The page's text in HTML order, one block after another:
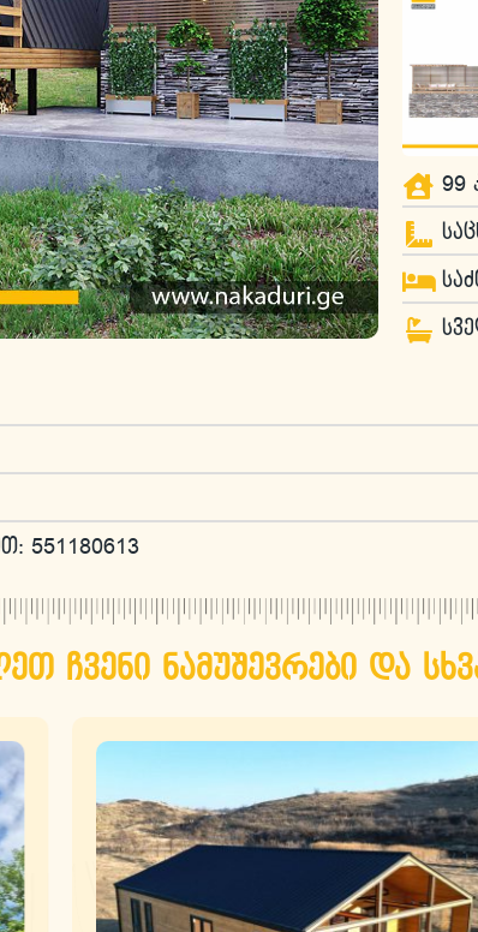
99
551180613
ჩვენი ნამუშევრები და